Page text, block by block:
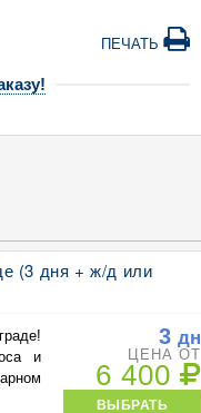
ПЕЧАТЬ
(3 дня + ж/д или
и
3дн
ЦЕНА ОТ
6 400
ВЫБРАТЬ